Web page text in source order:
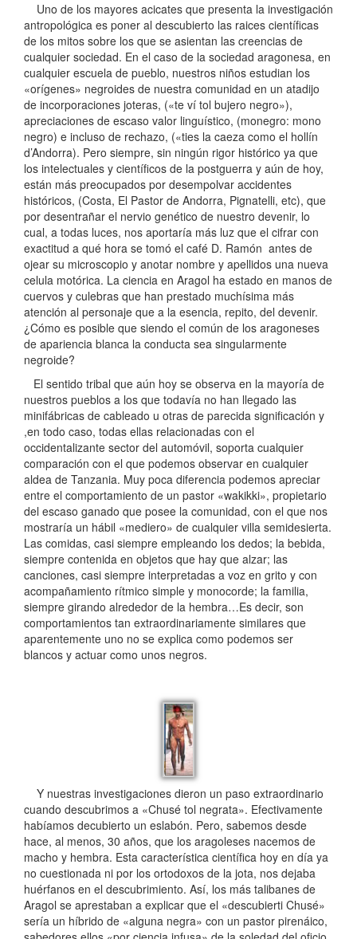
Uno de los mayores acicates que presenta la investigación
antropológica es poner al descubierto las raices científicas
de los mitos sobre los que se asientan las creencias de
cualquier sociedad. En el caso de la sociedad aragonesa, en
cualquier escuela de pueblo, nuestros niños estudian los
«orígenes» negroides de nuestra comunidad en un atadijo
de incorporaciones joteras, («te ví tol bujero negro»),
apreciaciones de escaso valor linguístico, (monegro: mono
negro) e incluso de rechazo, («ties la caeza como el hollín
d’Andorra). Pero siempre, sin ningún rigor histórico ya que
los intelectuales y científicos de la postguerra y aún de hoy,
están más preocupados por desempolvar accidentes
históricos, (Costa, El Pastor de Andorra, Pignatelli, etc), que
por desentrañar el nervio genético de nuestro devenir, lo
cual, a todas luces, nos aportaría más luz que el cifrar con
exactitud a qué hora se tomó el café D. Ramón antes de
ojear su microscopio y anotar nombre y apellidos una nueva
celula motórica. La ciencia en Aragol ha estado en manos de
cuervos y culebras que han prestado muchísima más
atención al personaje que a la esencia, repito, del devenir.
¿Cómo es posible que siendo el común de los aragoneses
de apariencia blanca la conducta sea singularmente
negroide?
El sentido tribal que aún hoy se observa en la mayoría de
nuestros pueblos a los que todavía no han llegado las
minifábricas de cableado u otras de parecida significación y
,en todo caso, todas ellas relacionadas con el
occidentalizante sector del automóvil, soporta cualquier
comparación con el que podemos observar en cualquier
aldea de Tanzania. Muy poca diferencia podemos apreciar
entre el comportamiento de un pastor «wakikki», propietario
del escaso ganado que posee la comunidad, con el que nos
mostraría un hábil «mediero» de cualquier villa semidesierta.
Las comidas, casi siempre empleando los dedos; la bebida,
siempre contenida en objetos que hay que alzar; las
canciones, casi siempre interpretadas a voz en grito y con
acompañamiento rítmico simple y monocorde; la familia,
siempre girando alrededor de la hembra…Es decir, son
comportamientos tan extraordinariamente similares que
aparentemente uno no se explica como podemos ser
blancos y actuar como unos negros.
Y nuestras investigaciones dieron un paso extraordinario
cuando descubrimos a «Chusé tol negrata». Efectivamente
habíamos decubierto un eslabón. Pero, sabemos desde
hace, al menos, 30 años, que los aragoleses nacemos de
macho y hembra. Esta característica científica hoy en día ya
no cuestionada ni por los ortodoxos de la jota, nos dejaba
huérfanos en el descubrimiento. Así, los más talibanes de
Aragol se aprestaban a explicar que el «descubierti Chusé»
sería un híbrido de «alguna negra» con un pastor pirenáico,